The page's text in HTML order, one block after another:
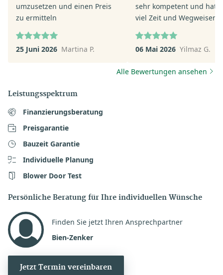
umzusetzen und einen Preis
zu ermitteln
25 Juni 2026 Martina P.
sehr kompetent und hat
viel Zeit und
geholfen. Mir und
ganz andere Perspektive
eröffnet sehr zu Positiv.
mit Herrn Pit Schubert.
06 Mai 2026 Yilmaz G.
Alle Bewertungen ansehen
Leistungsspektrum
Finanzierungsberatung
Preisgarantie
Bauzeit Garantie
Individuelle Planung
Blower Door Test
Persönliche Beratung für Ihre individuellen Wünsche
Finden Sie jetzt Ihren Ansprechpartner
Bien-Zenker
Jetzt Termin vereinbaren